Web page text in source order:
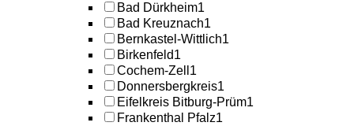
Bad Dürkheim1
Bad Kreuznach1
Bernkastel-Wittlich1
Birkenfeld1
Cochem-Zell 1
Donnersbergkreis1
Eifelkreis Bitburg-Prüm1
Frankenthal Pfalz1